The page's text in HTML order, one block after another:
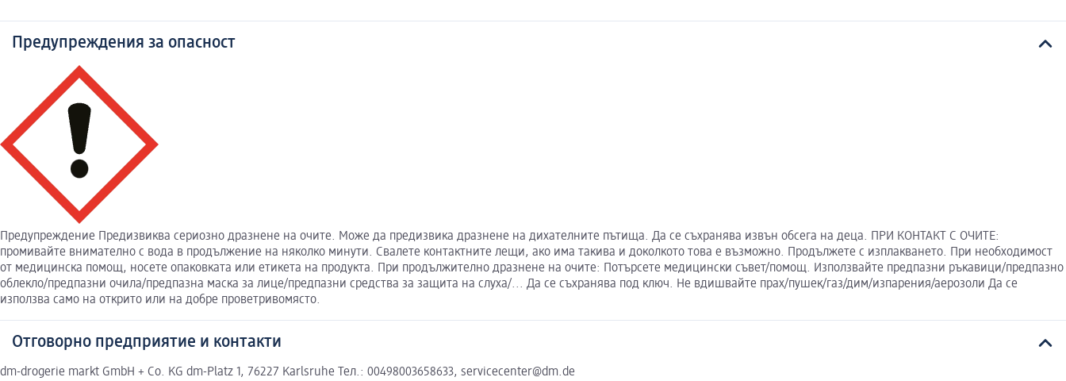
Предупреждения за опасност
Предупреждение Предизвиква сериозно дразнене на очите. Може да предизвика дразнене на дихателните пътища. Да се съхранява извън обсега на деца. ПРИ КОНТАКТ С ОЧИТЕ:
промивайте внимателно с вода в продължение на няколко минути. Свалете контактните лещи, ако има такива и доколкото това е възможно. Продължете с изплакването. При необходимост
от медицинска помощ, носете опаковката или етикета на продукта. При продължително дразнене на очите: Потърсете медицински съвет/помощ. Използвайте предпазни ръкавици/предпазно
облекло/предпазни очила/предпазна маска за лице/предпазни средства за защита на слуха/... Да се съхранява под ключ. Не вдишвайте прах/пушек/газ/дим/изпарения/аерозоли Да се
използва само на открито или на добре проветривомясто.
Отговорно предприятие и контакти
dm-drogerie markt GmbH + Co. KG dm-Platz 1, 76227 Karlsruhe Тел.: 00498003658633, servicecenter@dm.de